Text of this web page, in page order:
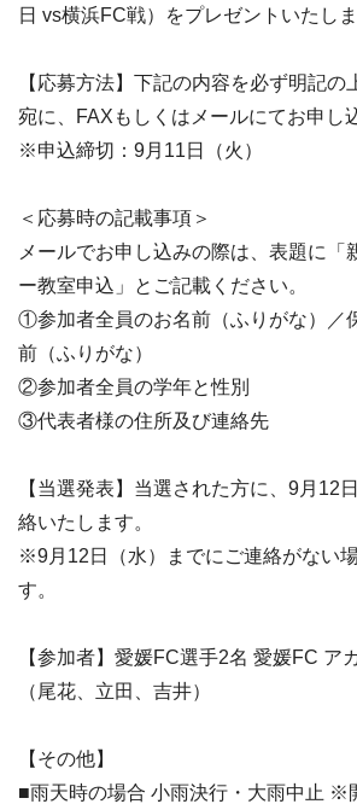
日 vs横浜FC戦）をプレゼントいたしま
【応募方法】下記の内容を必ず明記の
宛に、FAXもしくはメールにてお申し
※申込締切：9月11日（火）
＜応募時の記載事項＞
メールでお申し込みの際は、表題に「
ー教室申込」とご記載ください。
①参加者全員のお名前（ふりがな）／
前（ふりがな）
②参加者全員の学年と性別
③代表者様の住所及び連絡先
【当選発表】当選された方に、9月12
絡いたします。
※9月12日（水）までにご連絡がない
す。
【参加者】愛媛FC選手2名 愛媛FC ア
（尾花、立田、吉井）
【その他】
■雨天時の場合 小雨決行・大雨中止 ※